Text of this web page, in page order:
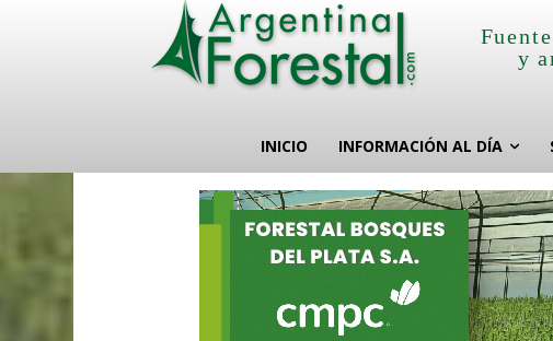
y
INICIO INFORMACIÓN AL DÍA